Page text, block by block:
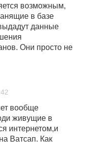
возможным,
в базе
данные
Они просто не
вообще
живущие в
интернетом,и
Ватсап. Как